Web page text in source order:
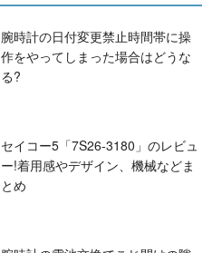
腕時計の日付変更禁止時間帯に操
作をやってしまった場合はどうな
る?
セイコー5「7S26-3180」のレビュ
ー!着用感やデザイン、機械などま
とめ